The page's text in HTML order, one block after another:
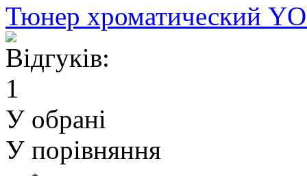
Тюнер хроматический
У обрані
У порівняння